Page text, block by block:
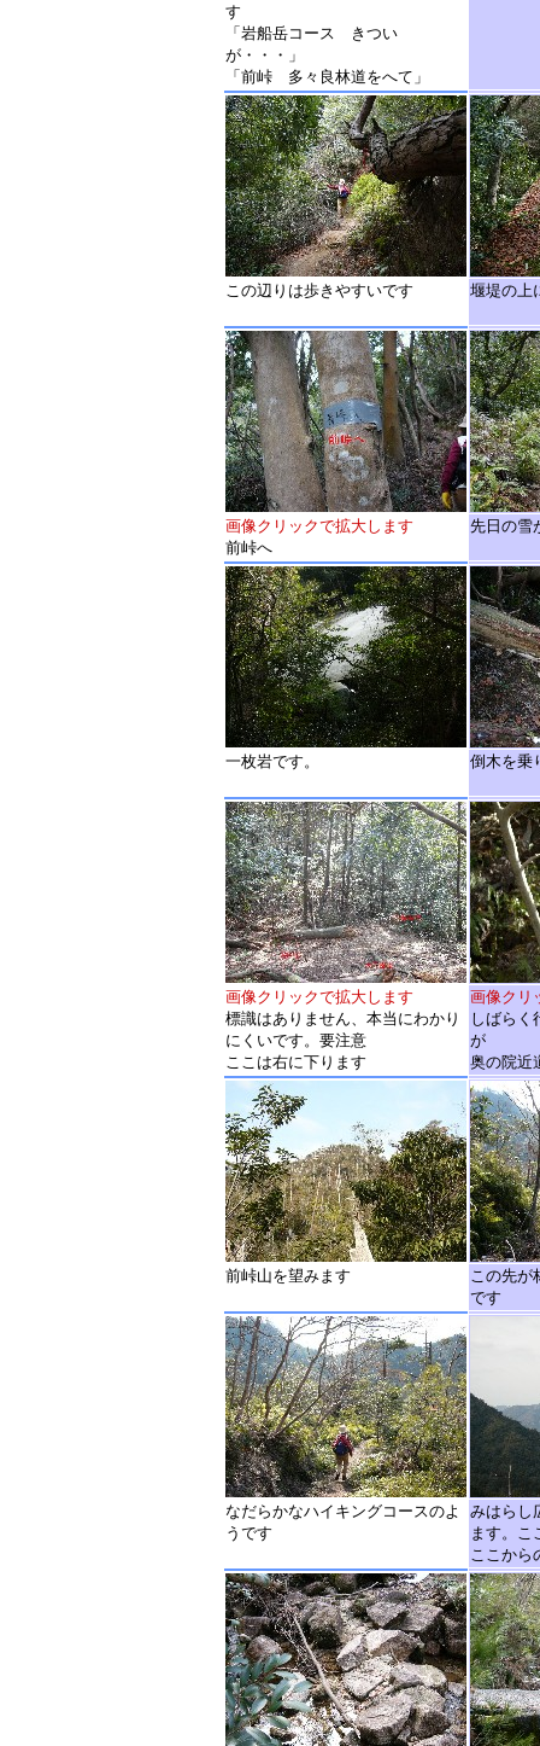
す
「岩船岳コース きつい
が・・・」
「前峠 多々良林道をへて」
この辺りは歩きやすいです 堰堤の上
画像クリックで拡大します
前峠へ
先日の雪
一枚岩です。 倒木を乗
画像クリックで拡大します
標識はありません、本当にわかり
にくいです。要注意
ここは右に下ります
画像クリ
しばらく
が
奥の院近
前峠山を望みます
この先が
です
なだらかなハイキングコースのよ
うです
みはらし
ます。こ
ここから